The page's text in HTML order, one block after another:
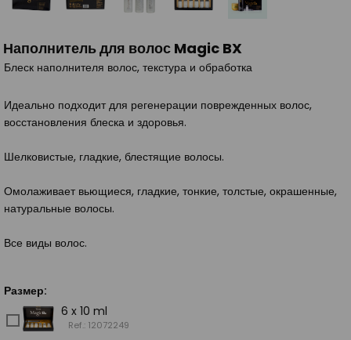
Наполнитель для волос Magic BX
Блеск наполнителя волос, текстура и обработка
Идеально подходит для регенерации поврежденных волос,
восстановления блеска и здоровья.
Шелковистые, гладкие, блестящие волосы.
Омолаживает вьющиеся, гладкие, тонкие, толстые, окрашенные,
натуральные волосы.
Все виды волос.
Размер:
6 x 10 ml
Ref.: 12072249